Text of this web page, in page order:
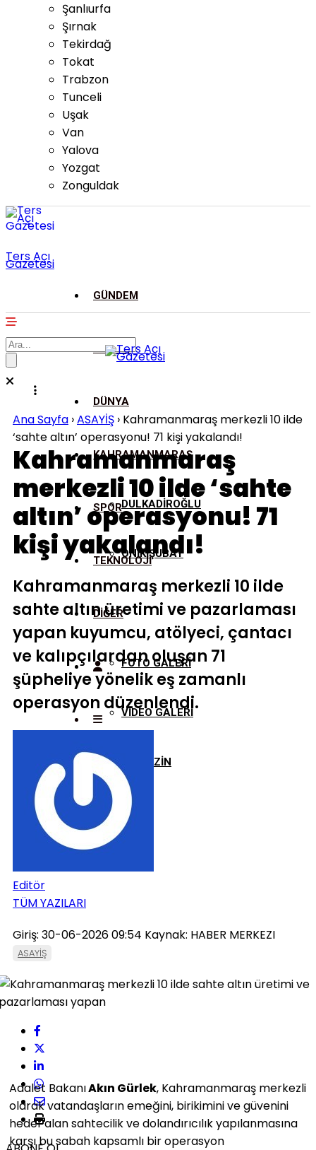
Şanlıurfa
Şırnak
Tekirdağ
Tokat
Trabzon
Tunceli
Uşak
Van
Yalova
Yozgat
Zonguldak
Ters Açı
Gazetesi
GÜNDEM
ASAYİŞ
DÜNYA
KAHRAMANMARAŞ
DULKADİROĞLU
ONİKİŞUBAT
SPOR
TEKNOLOJİ
DİĞER
FOTO GALERİ
VİDEO GALERİ
MAGAZİN
Ana Sayfa ›ASAYİŞ › Kahramanmaraş merkezli 10 ilde
‘sahte altın’ operasyonu! 71 kişi yakalandı!
Kahramanmaraş
merkezli 10 ilde ‘sahte
altın’ operasyonu! 71
kişi yakalandı!
Kahramanmaraş merkezli 10 ilde
sahte altın üretimi ve pazarlaması
yapan kuyumcu, atölyeci, çantacı
ve kalıpçılardan oluşan 71
şüpheliye yönelik eş zamanlı
operasyon düzenlendi.
Editör
TÜM YAZILARI
Giriş: 30-06-2026 09:54 Kaynak: HABER MERKEZI
ASAYİŞ
Adalet BakanıAkın Gürlek, Kahramanmaraş merkezli
olarak vatandaşların emeğini, birikimini ve güvenini
hedef alan sahtecilik ve dolandırıcılık yapılanmasına
karşı bu sabah kapsamlı bir operasyon